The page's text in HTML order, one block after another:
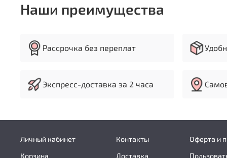
Наши преимущества
Рассрочка без переплат
Экспресс-доставка за 2 часа
Личный кабинет
Корзина
Контакты
Доставка
Оферта и